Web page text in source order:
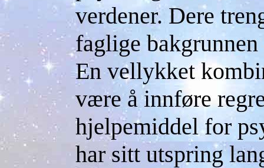
verdener. Dere
faglige
En vellykket
være å innføre
hjelpemiddel for
har sitt utspring